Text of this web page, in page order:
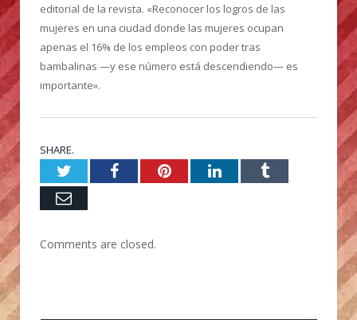
editorial de la revista. «Reconocer los logros de las
mujeres en una ciudad donde las mujeres ocupan
apenas el 16% de los empleos con poder tras
bambalinas —y ese número está descendiendo— es
importante».
SHARE.
TwitterFacebookPinterestLinkedInTumblr
Email
Comments are closed.